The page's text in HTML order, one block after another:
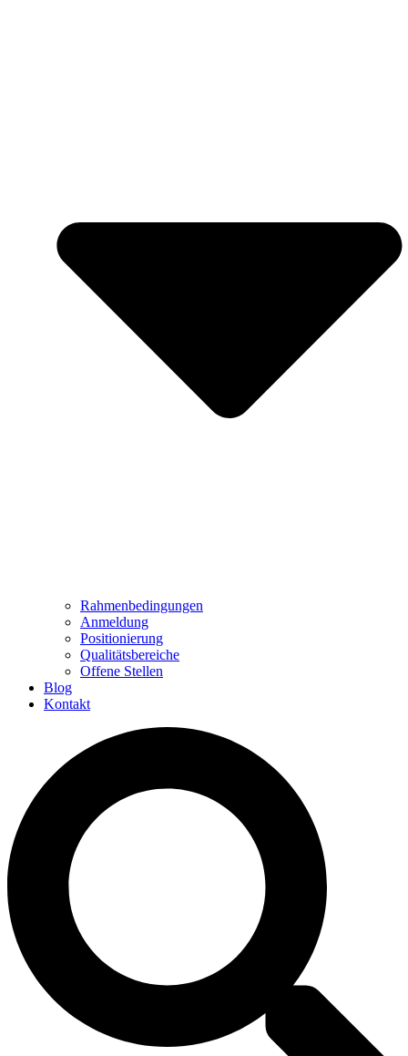
Rahmenbedingungen
Anmeldung
Positionierung
Qualitätsbereiche
Offene Stellen
Blog
Kontakt